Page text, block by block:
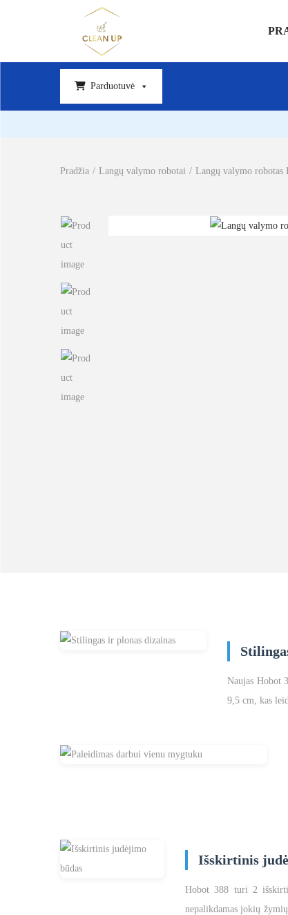
Parduotuvė
Pradžia / Langų valymo robotai / Langų valymo robotas
Naujas Hobot
9,5 cm, kas
Išskirtinis
Hobot 388 turi 2
nepalikdamas jokių